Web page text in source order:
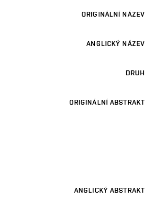
ORIGINÁLNÍ NÁZEV
ANGLICKÝ NÁZEV
DRUH
ORIGINÁLNÍ ABSTRAKT
ANGLICKÝ ABSTRAKT